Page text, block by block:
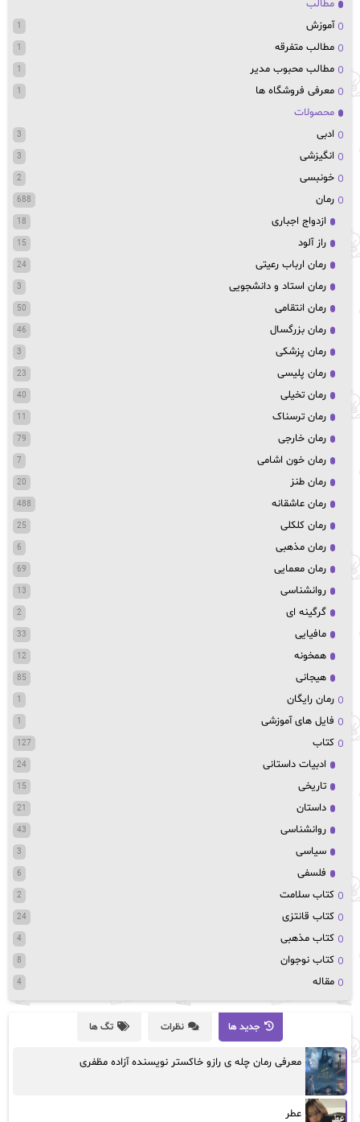
مطالب
آموزش
1
مطالب متفرقه 1
مطالب محبوب مدیر 1
معرفی فروشگاه ها 1
محصولات
ادبی
3
انگیزشی 3
خونبسی 2
رمان 688
ازدواج اجباری 18
راز آلود 15
رمان ارباب رعیتی 24
رمان استاد و دانشجویی 3
رمان انتقامی 50
رمان بزرگسال 46
رمان پزشکی 3
رمان پلیسی 23
رمان تخیلی 40
رمان ترسناک 11
رمان خارجی 79
رمان خون اشامی 7
رمان طنز 20
رمان عاشقانه 488
رمان کلکلی 25
رمان مذهبی 6
رمان معمایی 69
روانشناسی 13
گرگینه ای 2
مافیایی 33
همخونه 12
هیجانی 85
رمان رایگان 1
فایل های آموزشی 1
کتاب 127
ادبیات داستانی 24
تاریخی 15
داستان 21
روانشناسی 43
سیاسی 3
فلسفی 6
کتاب سلامت 2
کتاب قانتزی 24
کتاب مذهبی 4
کتاب نوجوان 8
مقاله 4
جدید ها نظرات تگ ها
معرفی رمان چله ی رازو خاکستر نویسنده آزاده مظفری
عطر